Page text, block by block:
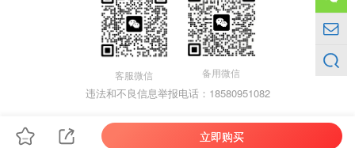
客服微信 备用微信
违法和不良信息举报电话：18580951082
立即购买